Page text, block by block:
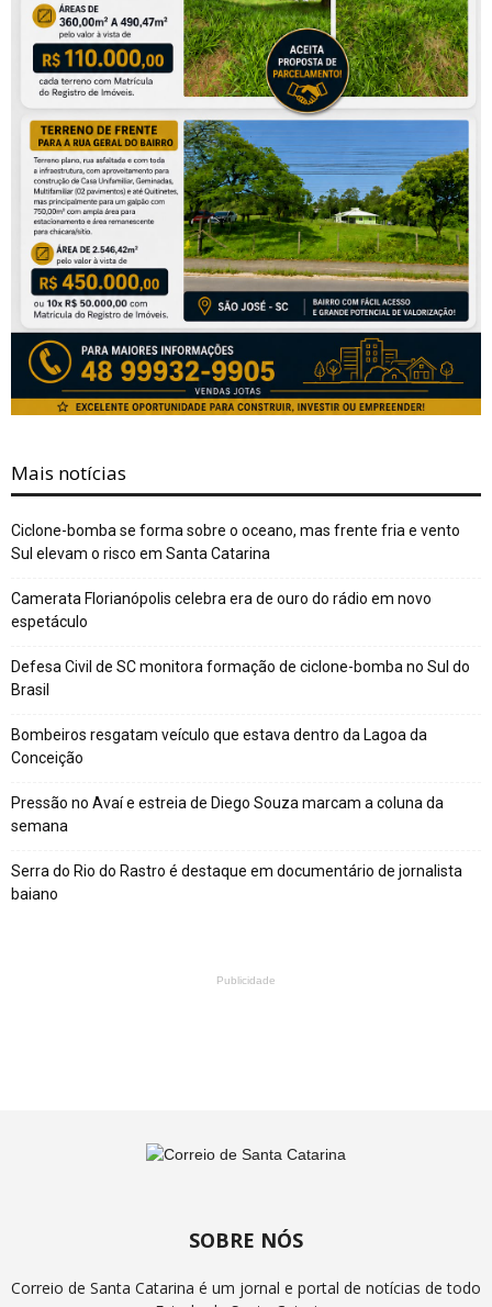
Mais notícias
Ciclone-bomba se forma sobre o oceano, mas frente fria e vento
Sul elevam o risco em Santa Catarina
Camerata Florianópolis celebra era de ouro do rádio em novo
espetáculo
Defesa Civil de SC monitora formação de ciclone-bomba no Sul do
Brasil
Bombeiros resgatam veículo que estava dentro da Lagoa da
Conceição
Pressão no Avaí e estreia de Diego Souza marcam a coluna da
semana
Serra do Rio do Rastro é destaque em documentário de jornalista
baiano
Publicidade
SOBRE NÓS
Correio de Santa Catarina é um jornal e portal de notícias de todo